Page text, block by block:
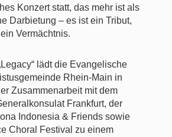
Konzert statt, das mehr ist als
Darbietung – es ist ein Tribut,
Vermächtnis.
lädt die Evangelische
Rhein-Main in
Zusammenarbeit mit dem
Frankfurt, der
Indonesia & Friends sowie
Choral Festival zu einem